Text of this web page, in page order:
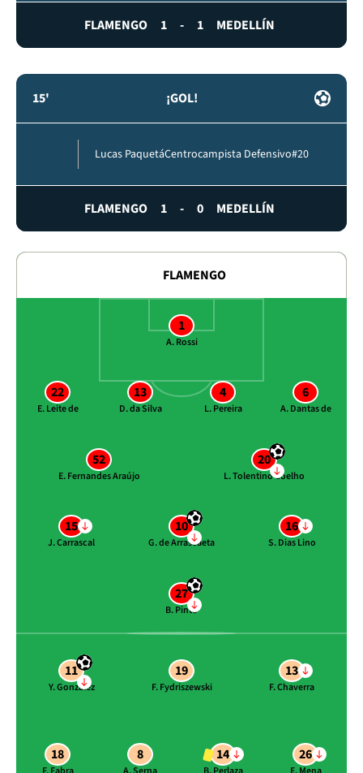
FLAMENGO 1 - 1 MEDELLÍN
15' ¡GOL!
Lucas PaquetáCentrocampista Defensivo#20
FLAMENGO 1 - 0 MEDELLÍN
FLAMENGO
1
A. Rossi
22
E. Leite de
13
D. da Silva
4
L. Pereira
6
A. Dantas de
52
E. Fernandes Araújo
20
L. Tolentino Coelho
15
J. Carrascal
10
G. de Arrascaeta
16
S. Dias Lino
27
B. Pinto
26
14
8
18
13
F. Chaverra
19
F. Fydriszewski
11
Y. González